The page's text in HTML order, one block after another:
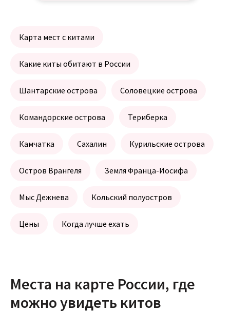
Карта мест с китами
Какие киты обитают в России
Шантарские острова Соловецкие острова
Командорские острова Териберка
Камчатка Сахалин Курильские острова
Остров Врангеля Земля Франца-Иосифа
Мыс Дежнева Кольский полуостров
Цены Когда лучше ехать
Места на карте России, где
можно увидеть китов